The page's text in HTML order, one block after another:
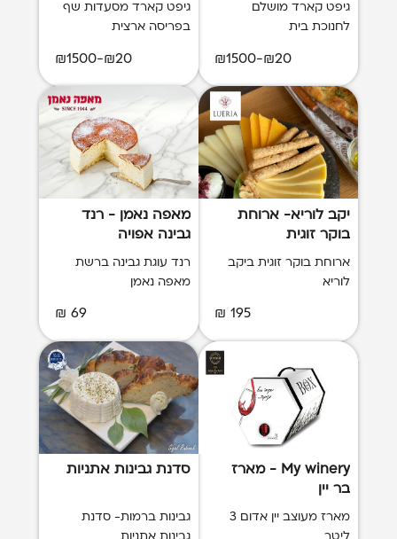
גיפט קארד מושלם
לחנוכת בית
₪20-₪1500
גיפט קארד מסעדות שף
בפריסה ארצית
₪20-₪1500
יקב לוריא- ארוחת
בוקר זוגית
ארוחת בוקר זוגית ביקב
לוריא
195 ₪
מאפה נאמן - רנד
גבינה אפויה
רנד עוגת גבינה ברשת
מאפה נאמן
69 ₪
My winery - מארז
בר יין
מארז מעוצב יין אדום 3
סדנת גבינות אתניות
גבינות ברמות- סדנת